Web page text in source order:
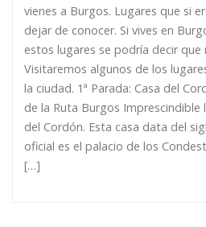
vienes a Burgos. Lugares que si
dejar de conocer. Si vives en
estos lugares se podría decir que
Visitaremos algunos de los
la ciudad. 1ª Parada: Casa del
de la Ruta Burgos Imprescindible
del Cordón. Esta casa data del
oficial es el palacio de los
[…]